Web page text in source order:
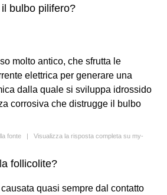
bulbo pilifero?
molto antico, che sfrutta le
elettrica per generare una
dalla quale si sviluppa idrossido
corrosiva che distrugge il bulbo
fonte | Visualizza la risposta completa su my-
follicolite?
quasi sempre dal contatto